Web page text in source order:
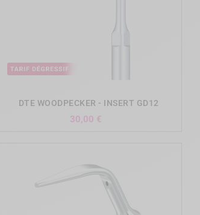
DTE WOODPECKER - INSERT GD12
30,00 €